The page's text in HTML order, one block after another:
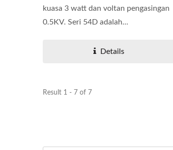
kuasa 3 watt dan voltan pengasingan
0.5KV. Seri 54D adalah...
Details
Result 1 - 7 of 7